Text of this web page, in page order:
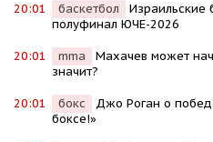
20:01 баскетбол
Израильские
полуфинал ЮЧЕ-2026
20:01 mma
Махачев может
значит?
20:01 бокс
Джо Роган о
боксе!»